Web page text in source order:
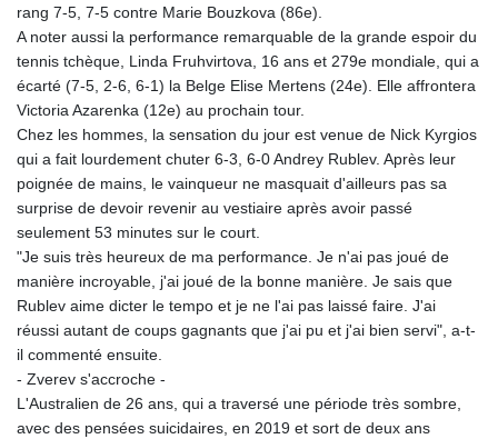
rang 7-5, 7-5 contre Marie Bouzkova (86e).
A noter aussi la performance remarquable de la grande espoir du
tennis tchèque, Linda Fruhvirtova, 16 ans et 279e mondiale, qui a
écarté (7-5, 2-6, 6-1) la Belge Elise Mertens (24e). Elle affrontera
Victoria Azarenka (12e) au prochain tour.
Chez les hommes, la sensation du jour est venue de Nick Kyrgios
qui a fait lourdement chuter 6-3, 6-0 Andrey Rublev. Après leur
poignée de mains, le vainqueur ne masquait d'ailleurs pas sa
surprise de devoir revenir au vestiaire après avoir passé
seulement 53 minutes sur le court.
"Je suis très heureux de ma performance. Je n'ai pas joué de
manière incroyable, j'ai joué de la bonne manière. Je sais que
Rublev aime dicter le tempo et je ne l'ai pas laissé faire. J'ai
réussi autant de coups gagnants que j'ai pu et j'ai bien servi", a-t-
il commenté ensuite.
- Zverev s'accroche -
L'Australien de 26 ans, qui a traversé une période très sombre,
avec des pensées suicidaires, en 2019 et sort de deux ans